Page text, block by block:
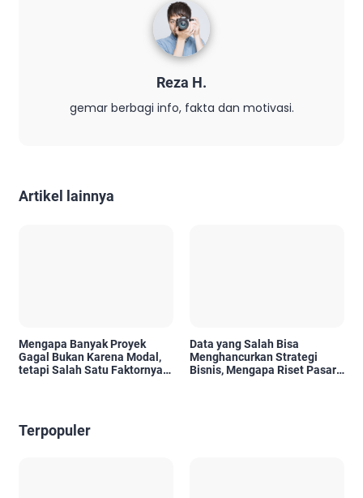
Reza H.
gemar berbagi info, fakta dan motivasi.
Artikel lainnya
Mengapa Banyak Proyek
Gagal Bukan Karena Modal,
tetapi Salah Satu Faktornya
Data yang Salah Bisa
Menghancurkan Strategi
Bisnis, Mengapa Riset Pasar
Terpopuler